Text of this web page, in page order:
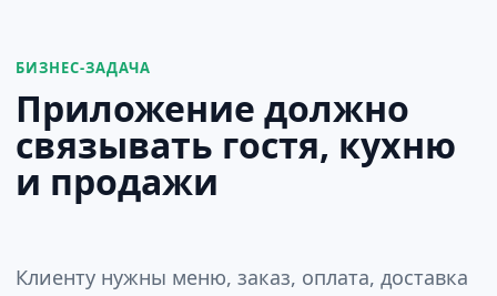
БИЗНЕС-ЗАДАЧА
Приложение должно
связывать гостя, кухню
и продажи
Клиенту нужны меню, заказ, оплата, доставка